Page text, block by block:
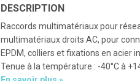
DESCRIPTION
Raccords multimatériaux pour
multimatériaux droits AC, pour
EPDM, colliers et fixations en acier
Tenue à la température : -40°C à